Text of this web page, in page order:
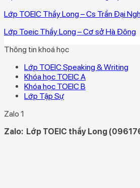
Lớp TOEIC Thầy Long – Cs Trần Đại
Lớp Toeic Thầy Long – Cơ sở Hà Đông
Thông tin khoá học
Lớp TOEIC Speaking & Writing
Khóa học TOEIC A
Khóa học TOEIC B
Lớp Tập Sự
Zalo 1
Zalo: Lớp TOEIC thầy Long